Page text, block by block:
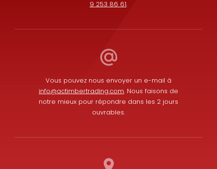
9 253 86 61.
Vous pouvez nous envoyer un e-mail à
info@actimbertrading.com. Nous faisons de
notre mieux pour répondre dans les 2 jours
ouvrables.